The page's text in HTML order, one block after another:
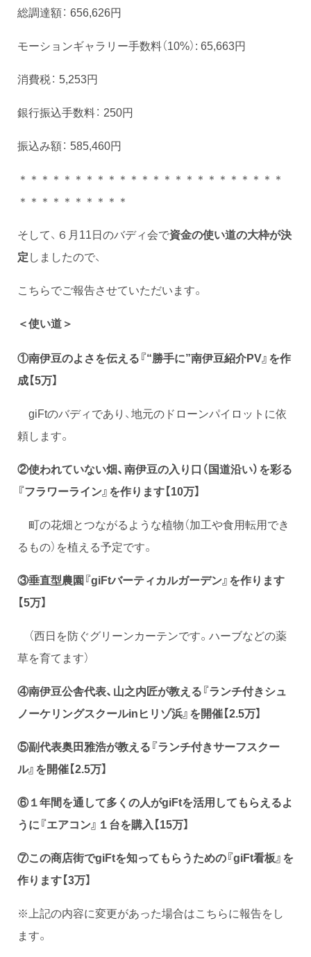
総調達額： 656,626円
モーションギャラリー手数料（10%）: 65,663円
消費税： 5,253円
銀行振込手数料： 250円
振込み額： 585,460円
＊＊＊＊＊＊＊＊＊＊＊＊＊＊＊＊＊＊＊＊＊＊＊＊
＊＊＊＊＊＊＊＊＊＊
そして、６月11日のバディ会で資金の使い道の大枠が決
定しましたので、
こちらでご報告させていただいます。
＜使い道＞
①南伊豆のよさを伝える『“勝手に”南伊豆紹介PV』を作
成【5万】
giFtのバディであり、地元のドローンパイロットに依
頼します。
②使われていない畑、南伊豆の入り口（国道沿い）を彩る
『フラワーライン』を作ります【10万】
町の花畑とつながるような植物（加工や食用転用でき
るもの）を植える予定です。
③垂直型農園『giFtバーティカルガーデン』を作ります
【5万】
（西日を防ぐグリーンカーテンです。ハーブなどの薬
草を育てます）
④南伊豆公舎代表、山之内匠が教える『ランチ付きシュ
ノーケリングスクールinヒリゾ浜』を開催【2.5万】
⑤副代表奥田雅浩が教える『ランチ付きサーフスクー
ル』を開催【2.5万】
⑥１年間を通して多くの人がgiFtを活用してもらえるよ
うに『エアコン』１台を購入【15万】
⑦この商店街でgiFtを知ってもらうための『giFt看板』を
作ります【3万】
※上記の内容に変更があった場合はこちらに報告をし
ます。